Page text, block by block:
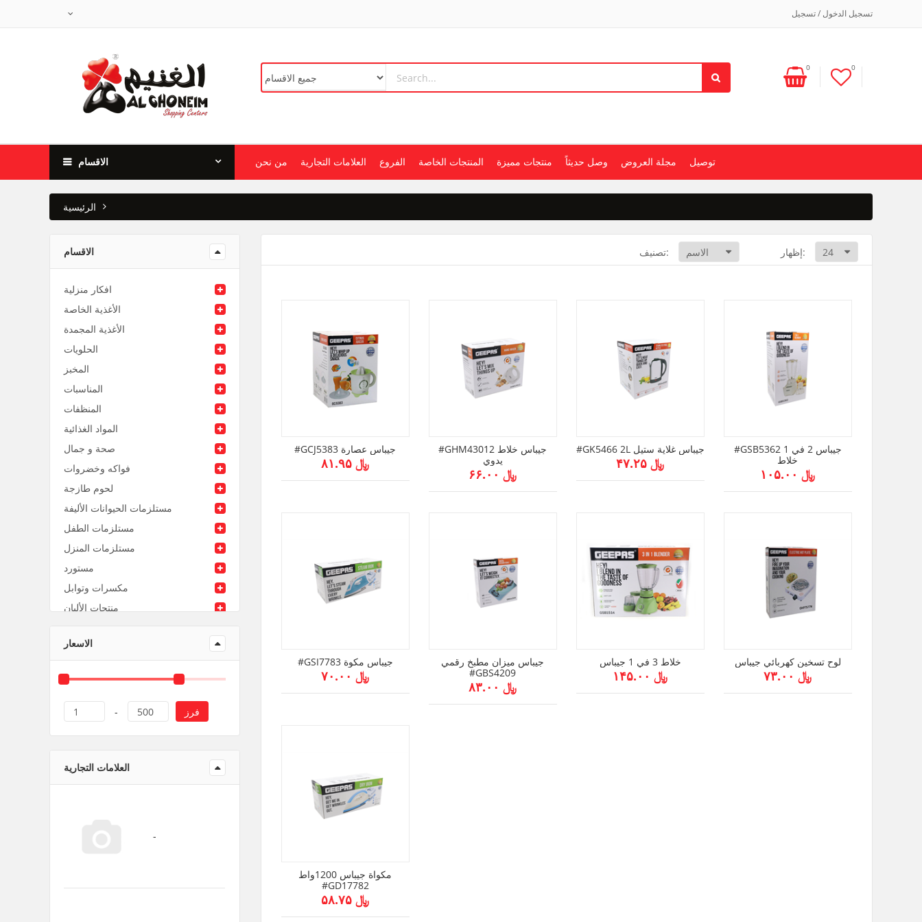
تسجيل الدخول / تسجيل
0 0
الاقسام من نحن العلامات التجارية الفروع المنتجات الخاصة منتجات مميزة وصل حديثاً مجلة العروض توصيل
الرئيسية
الاقسام
افكار منزلية
الأغذية الخاصة
الأغذية المجمدة
الحلويات
المخبز
المناسبات
المنظفات
المواد الغذائية
صحة و جمال
فواكه وخضروات
لحوم طازجة
مستلزمات الحيوانات الأليفة
مستلزمات الطفل
مستلزمات المنزل
مستورد
مكسرات وتوابل
منتجات الألبان
الاسعار
1 - 500 فرز
العلامات التجارية
تصنيف: إظهار:
#GCJ5383 جيباس عصارة
﷼ ۸۱.۹۵
#GHM43012 جيباس خلاط
يدوي
﷼ ۶۶.۰۰
#GK5466 2L جيباس غلاية ستيل
﷼ ۴۷.۲۵
#GSB5362 جيباس 2 في 1
خلاط
﷼ ۱۰۵.۰۰
#GSI7783 جيباس مكوة
﷼ ۷۰.۰۰
جيباس ميزان مطبخ رقمي
#GBS4209
﷼ ۸۳.۰۰
خلاط 3 في 1 جيباس
﷼ ۱۴۵.۰۰
لوح تسخين كهربائي جيباس
﷼ ۷۳.۰۰
مكواة جيباس 1200واط
#GD17782
﷼ ۵۸.۷۵